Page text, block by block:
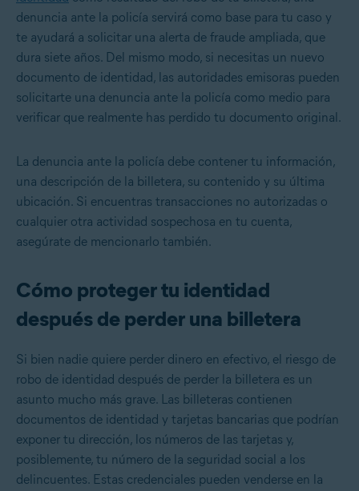
denuncia ante la policía servirá como base para tu caso y
te ayudará a solicitar una alerta de fraude ampliada, que
dura siete años. Del mismo modo, si necesitas un nuevo
documento de identidad, las autoridades emisoras pueden
solicitarte una denuncia ante la policía como medio para
verificar que realmente has perdido tu documento original.
La denuncia ante la policía debe contener tu información,
una descripción de la billetera, su contenido y su última
ubicación. Si encuentras transacciones no autorizadas o
cualquier otra actividad sospechosa en tu cuenta,
asegúrate de mencionarlo también.
Cómo proteger tu identidad
después de perder una billetera
Si bien nadie quiere perder dinero en efectivo, el riesgo de
robo de identidad después de perder la billetera es un
asunto mucho más grave. Las billeteras contienen
documentos de identidad y tarjetas bancarias que podrían
exponer tu dirección, los números de las tarjetas y,
posiblemente, tu número de la seguridad social a los
delincuentes. Estas credenciales pueden venderse en la